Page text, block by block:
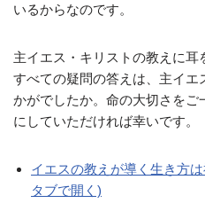
いるからなのです。
主イエス・キリストの教えに
すべての疑問の答えは、主イエ
かがでしたか。命の大切さを
にしていただければ幸いです。
イエスの教えが導く生き方
タブで開く)